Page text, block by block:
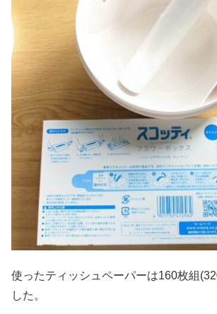
使ったティッシュペーパーは160枚組
した。